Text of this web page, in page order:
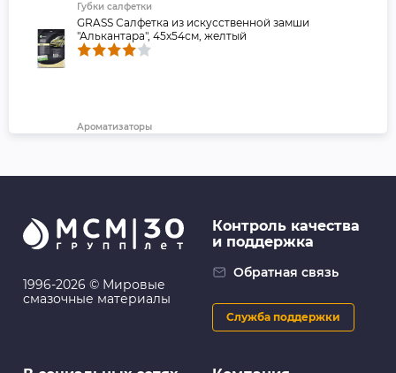
Губки салфетки
GRASS Салфетка из искусственной замши
"Алькантара", 45х54см, желтый
Ароматизаторы
Ароматизаторы
Ароматизатор FRAGRANCE TANK Blue Soda - DIAX-B-
591
1996-2026 © Мировые
смазочные материалы
Контроль качества
и поддержка
Обратная связь
Служба поддержки